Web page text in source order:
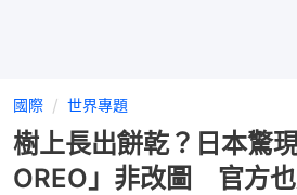
國際 世界專題
樹上長出餅乾？日本驚
OREO」非改圖 官方